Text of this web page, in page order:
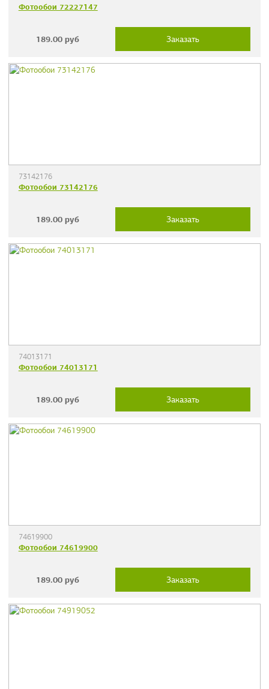
Фотообои 72227147
189.00 руб Заказать
73142176
Фотообои 73142176
189.00 руб Заказать
74013171
Фотообои 74013171
189.00 руб Заказать
74619900
Фотообои 74619900
189.00 руб Заказать